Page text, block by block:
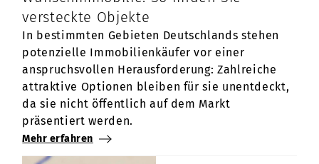
versteckte Objekte
In bestimmten Gebieten Deutschlands stehen
potenzielle Immobilienkäufer vor einer
anspruchsvollen Herausforderung: Zahlreiche
attraktive Optionen bleiben für sie unentdeckt,
da sie nicht öffentlich auf dem Markt
präsentiert werden.
Mehr erfahren